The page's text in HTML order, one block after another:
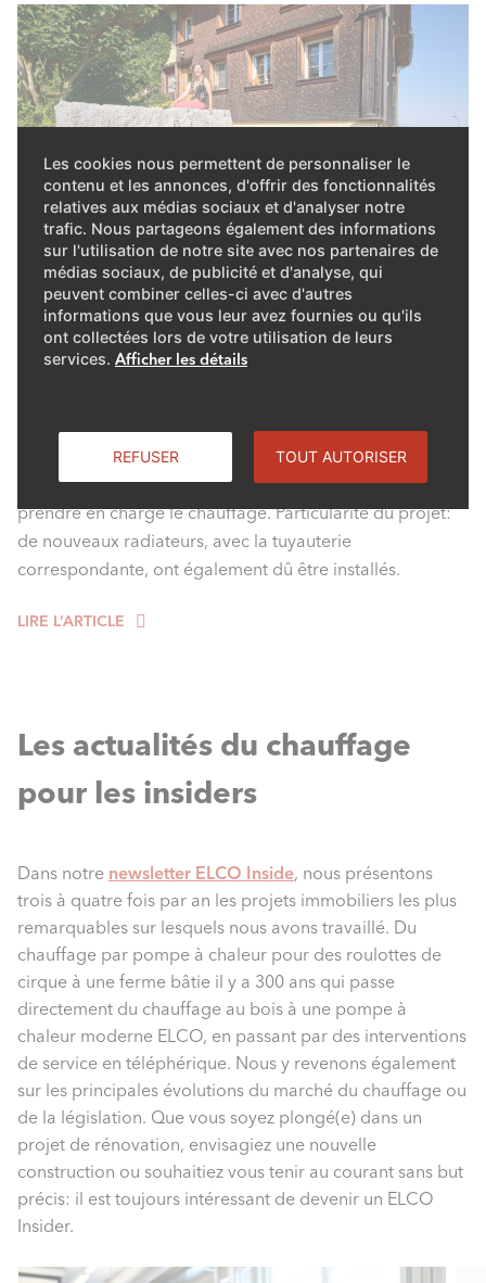
Les cookies nous permettent de personnaliser le
contenu et les annonces, d'offrir des fonctionnalités
relatives aux médias sociaux et d'analyser notre
trafic. Nous partageons également des informations
sur l'utilisation de notre site avec nos partenaires de
médias sociaux, de publicité et d'analyse, qui
peuvent combiner celles-ci avec d'autres
informations que vous leur avez fournies ou qu'ils
ont collectées lors de votre utilisation de leurs
services. Afficher les détails
REFUSER TOUT AUTORISER
Trois cents ans d’histoire et un
nouveau chauffage
À Wädenswil ZH, une partie d’une maison a longtemps
été chauffée au bois, puis à l’électricité. C’est désormais
au tour d’une pompe à chaleur au propane d’ELCO de
prendre en charge le chauffage. Particularité du projet:
de nouveaux radiateurs, avec la tuyauterie
correspondante, ont également dû être installés.
LIRE L’ARTICLE
Les actualités du chauffage
pour les insiders
Dans notre newsletter ELCO Inside, nous présentons
trois à quatre fois par an les projets immobiliers les plus
remarquables sur lesquels nous avons travaillé. Du
chauffage par pompe à chaleur pour des roulottes de
cirque à une ferme bâtie il y a 300 ans qui passe
directement du chauffage au bois à une pompe à
chaleur moderne ELCO, en passant par des interventions
de service en téléphérique. Nous y revenons également
sur les principales évolutions du marché du chauffage ou
de la législation. Que vous soyez plongé(e) dans un
projet de rénovation, envisagiez une nouvelle
construction ou souhaitiez vous tenir au courant sans but
précis: il est toujours intéressant de devenir un ELCO
Insider.